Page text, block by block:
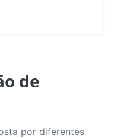
de
por diferentes